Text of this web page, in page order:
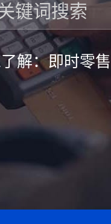
解：即时零售
云帆智能问数